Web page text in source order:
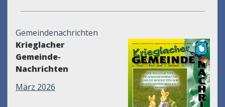
Gemeindenachrichten
Krieglacher
Gemeinde-
Nachrichten
März 2026